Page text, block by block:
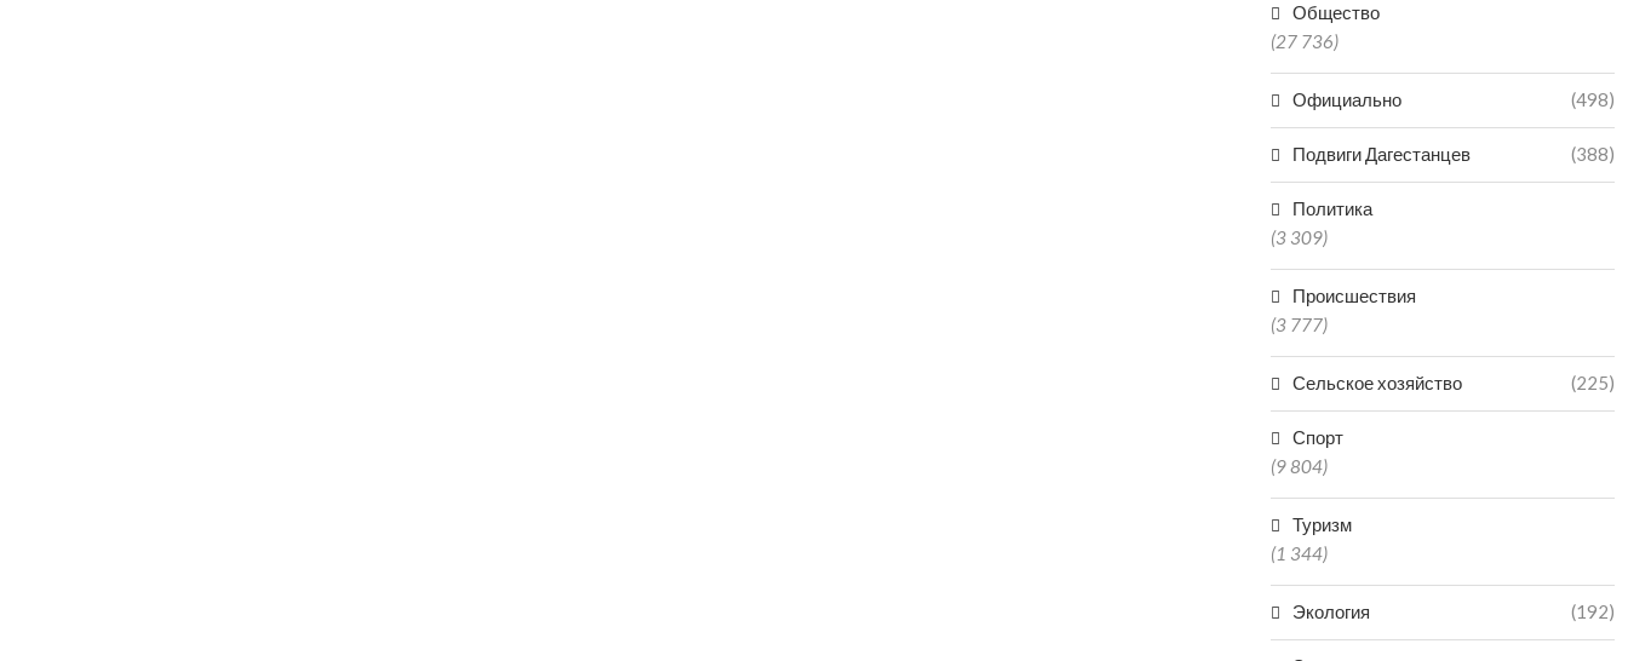
Общество
(27 736)
Официально (498)
Подвиги Дагестанцев (388)
Политика
(3 309)
Происшествия
(3 777)
Сельское хозяйство (225)
Спорт
(9 804)
Туризм
(1 344)
Экология (192)